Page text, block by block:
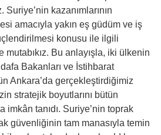
kazanımlarının
amacıyla yakın eş güdüm ve iş
konusu ile ilgili
Bu anlayışla, iki ülkenin
Bakanları ve İstihbarat
Ankara’da gerçekleştirdiğimiz
stratejik boyutlarını bütün
imkân tanıdı. Suriye’nin toprak
güvenliğinin tam manasıyla temin